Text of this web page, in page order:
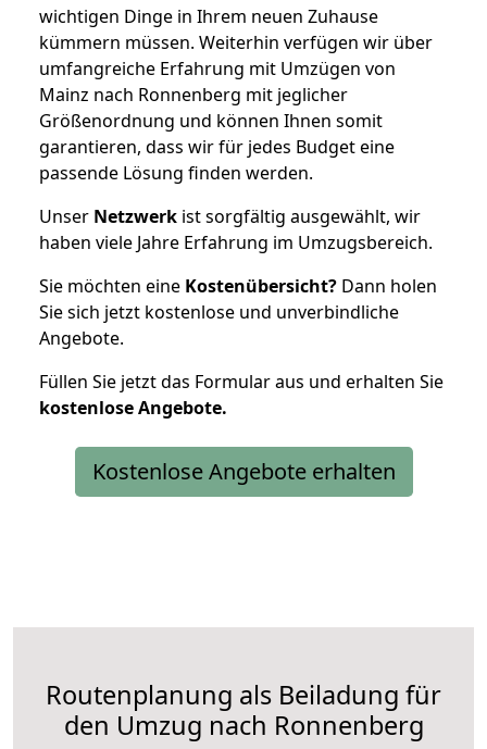
wichtigen Dinge in Ihrem neuen Zuhause
kümmern müssen. Weiterhin verfügen wir über
umfangreiche Erfahrung mit Umzügen von
Mainz nach Ronnenberg mit jeglicher
Größenordnung und können Ihnen somit
garantieren, dass wir für jedes Budget eine
passende Lösung finden werden.
Unser Netzwerk ist sorgfältig ausgewählt, wir
haben viele Jahre Erfahrung im Umzugsbereich.
Sie möchten eine Kostenübersicht? Dann holen
Sie sich jetzt kostenlose und unverbindliche
Angebote.
Füllen Sie jetzt das Formular aus und erhalten Sie
kostenloseAngebote.
Kostenlose Angebote erhalten
Routenplanung als Beiladung für
den Umzug nach Ronnenberg